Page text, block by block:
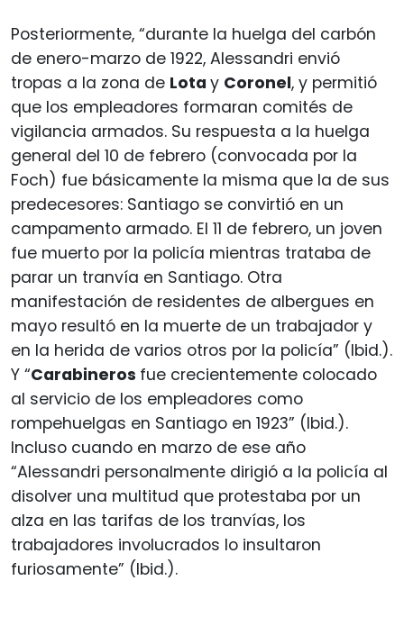
Posteriormente, “durante la huelga del carbón
de enero-marzo de 1922, Alessandri envió
tropas a la zona de Lota y Coronel, y permitió
que los empleadores formaran comités de
vigilancia armados. Su respuesta a la huelga
general del 10 de febrero (convocada por la
Foch) fue básicamente la misma que la de sus
predecesores: Santiago se convirtió en un
campamento armado. El 11 de febrero, un joven
fue muerto por la policía mientras trataba de
parar un tranvía en Santiago. Otra
manifestación de residentes de albergues en
mayo resultó en la muerte de un trabajador y
en la herida de varios otros por la policía” (Ibid.).
Y “Carabineros fue crecientemente colocado
al servicio de los empleadores como
rompehuelgas en Santiago en 1923” (Ibid.).
Incluso cuando en marzo de ese año
“Alessandri personalmente dirigió a la policía al
disolver una multitud que protestaba por un
alza en las tarifas de los tranvías, los
trabajadores involucrados lo insultaron
furiosamente” (Ibid.).